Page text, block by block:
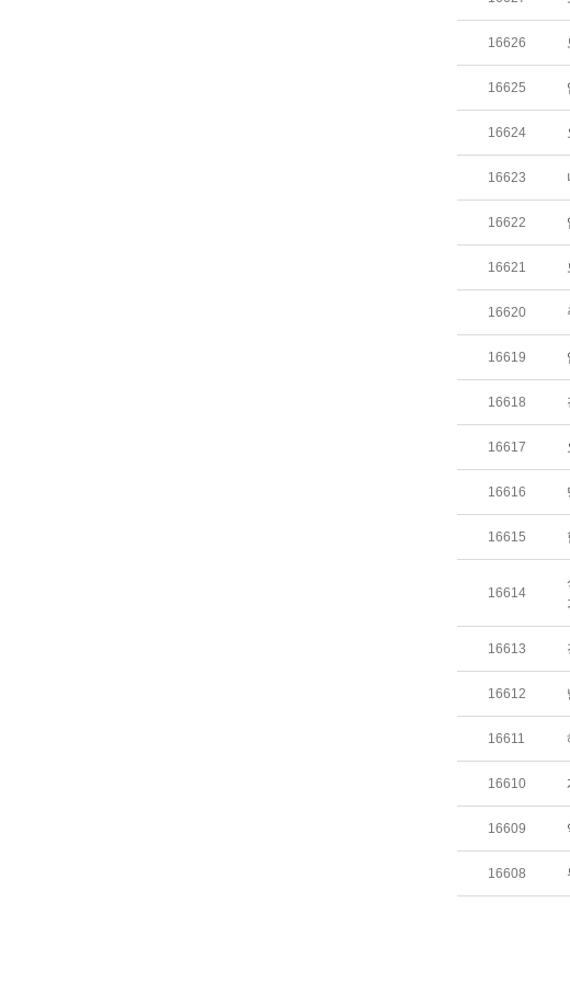
16626
16625
16624
16623
16622
16621
16620
16619
16618
16617
16616
16615
16614
16613
16612
16611
16610
16609
16608